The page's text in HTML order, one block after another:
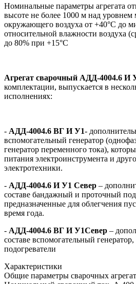
Номинальные параметры агрегата
высоте не более 1000 м над уровнем
окружающего воздуха от +40°С до
относительной влажности воздуха
до 80% при +15°С
Агрегат сварочный АДД-4004.6 И
комплектации, выпускается в
исполнениях:
- АДД-4004.6 ВГ И У1-
вспомогательный генератор
генератор переменного тока),
питания электроинструмента и
электротехники.
- АДД-4004.6 И У1 Север –
составе бандажный и проточный
предназначенные для облегчения
время года.
- АДД-4004.6 ВГ И У1Север –
составе вспомогательный
подогреватели
Характеристики
Общие параметры сварочных